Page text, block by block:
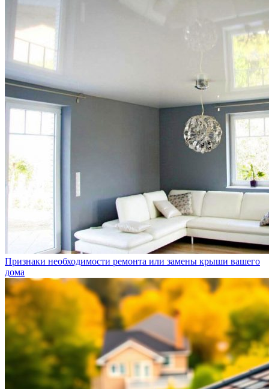
Признаки необходимости ремонта или замены крыши вашего
дома